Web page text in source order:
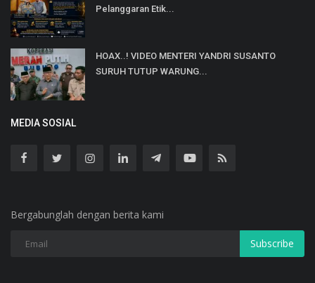
Pelanggaran Etik...
HOAX..! VIDEO MENTERI YANDRI SUSANTO
SURUH TUTUP WARUNG...
MEDIA SOSIAL
Bergabunglah dengan berita kami
Subscribe